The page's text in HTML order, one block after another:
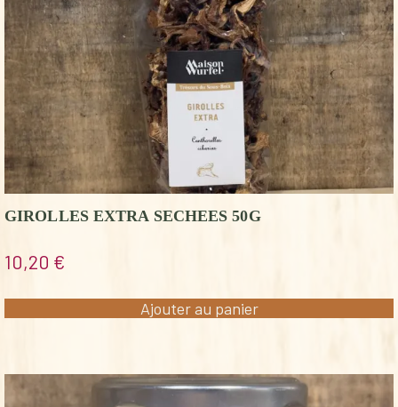
GIROLLES EXTRA SECHEES 50G
10,20 €
Ajouter au panier